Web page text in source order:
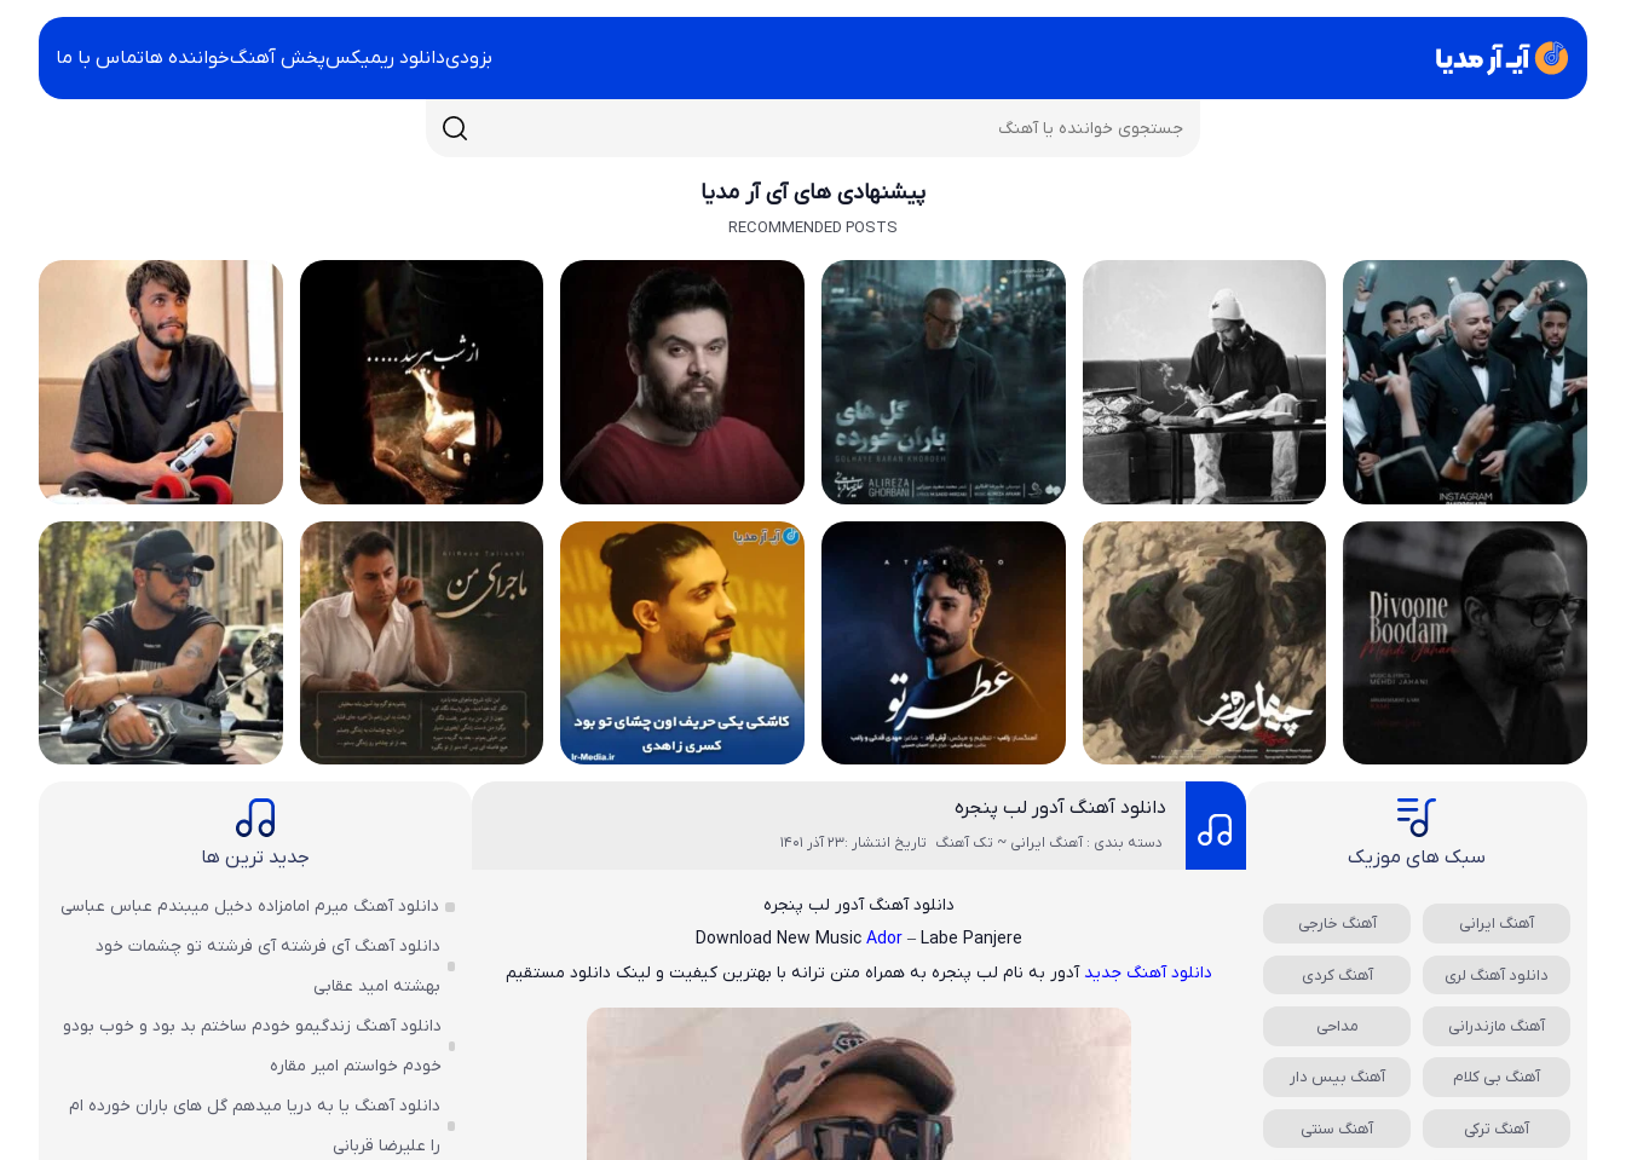
بزودیدانلود ریمیکسپخش آهنگخواننده هاتماس با ما
پیشنهادی های آی آر مدیا
RECOMMENDED POSTS
دانلود آهنگ آدور لب پنجره
دسته بندی : آهنگ ایرانی ~ تک آهنگ تاریخ انتشار :23 آذر 1401
دانلود آهنگ آدور لب پنجره
Download New Music Ador– Labe Panjere
دانلود آهنگ جدید آدور به نام لب پنجره به همراه متن ترانه با بهترین کیفیت و لینک دانلود مستقیم
سبک های موزیک
آهنگ ایرانی آهنگ خارجی
دانلود آهنگ لری آهنگ کردی
آهنگ مازندرانی مداحی
آهنگ بی کلام آهنگ بیس دار
آهنگ ترکی آهنگ سنتی
جدید ترین ها
دانلود آهنگ میرم امامزاده دخیل میبندم عباس عباسی
دانلود آهنگ آی فرشته آی فرشته تو چشمات خود
بهشته امید عقابی
دانلود آهنگ زندگیمو خودم ساختم بد بود و خوب بودو
خودم خواستم امیر مقاره
دانلود آهنگ یا به دریا میدهم گل های باران‌ خورده ام
را علیرضا قربانی